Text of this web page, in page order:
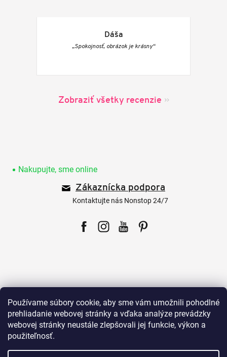
Používame súbory cookie, aby sme vám umožnili pohodlné
prehliadanie webovej stránky a vďaka analýze prevádzky
webovej stránky neustále zlepšovali jej funkcie, výkon a
použiteľnosť.
Dáša
„Spokojnosť, obrázok je krásny“
Zobraziť všetky recenzie
Nakupujte, sme online
Zákaznícka podpora
Kontaktujte nás Nonstop 24/7
Pre zákazníkov